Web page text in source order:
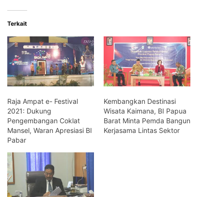
Terkait
Raja Ampat e- Festival
2021: Dukung
Pengembangan Coklat
Mansel, Waran Apresiasi BI
Pabar
Kembangkan Destinasi
Wisata Kaimana, BI Papua
Barat Minta Pemda Bangun
Kerjasama Lintas Sektor